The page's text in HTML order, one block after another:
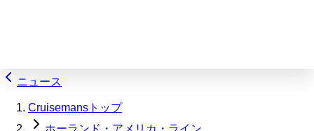
ニュース
Cruisemansトップ
ホーランド・アメリカ・ライン